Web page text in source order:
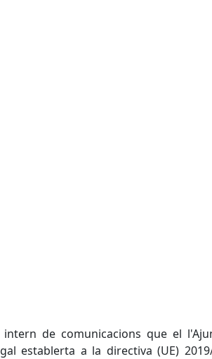
de comunicacions que el
establerta a la directiva (UE)